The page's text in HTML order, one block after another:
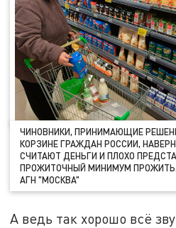
ЧИНОВНИКИ, ПРИНИМАЮЩИЕ
КОРЗИНЕ ГРАЖДАН РОССИИ,
СЧИТАЮТ ДЕНЬГИ И ПЛОХО
ПРОЖИТОЧНЫЙ МИНИМУМ
АГН "МОСКВА"
А ведь так хорошо всё